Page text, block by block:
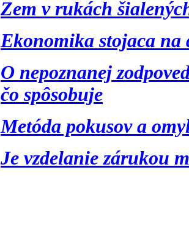
Zem v rukách
Ekonomika stojaca na
O nepoznanej
čo spôsobuje
Metóda pokusov a
Je vzdelanie zárukou